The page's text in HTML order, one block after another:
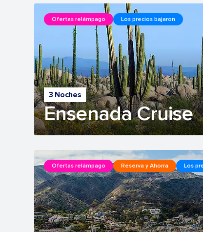
3 Noches
Ensenada Cruise
Ofertas relámpago Los precios bajaron
Ofertas relámpago Reserva y Ahorra Los